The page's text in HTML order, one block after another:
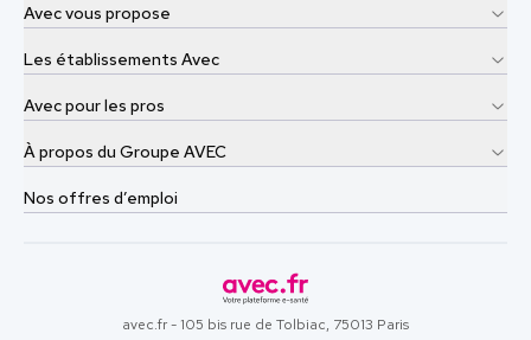
Avec vous propose
Les établissements Avec
Avec pour les pros
À propos du Groupe AVEC
Nos offres d’emploi
avec.fr - 105 bis rue de Tolbiac, 75013 Paris